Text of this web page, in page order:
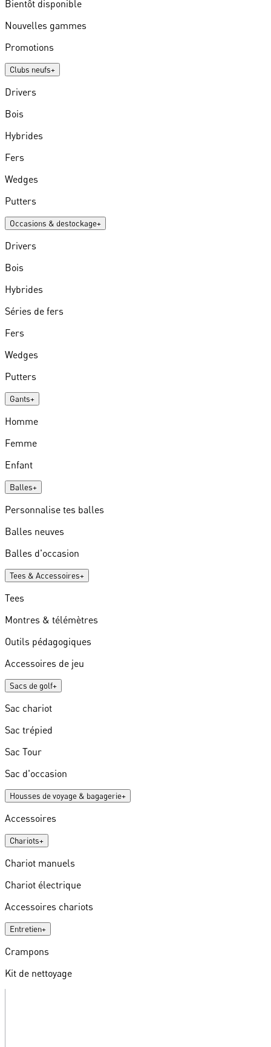
Bientôt disponible
Nouvelles gammes
Promotions
Clubs neufs+
Drivers
Bois
Hybrides
Fers
Wedges
Putters
Occasions & destockage+
Drivers
Bois
Hybrides
Séries de fers
Fers
Wedges
Putters
Gants+
Homme
Femme
Enfant
Balles+
Personnalise tes balles
Balles neuves
Balles d'occasion
Tees & Accessoires+
Tees
Montres & télémètres
Outils pédagogiques
Accessoires de jeu
Sacs de golf+
Sac chariot
Sac trépied
Sac Tour
Sac d'occasion
Housses de voyage & bagagerie+
Accessoires
Chariots+
Chariot manuels
Chariot électrique
Accessoires chariots
Entretien+
Crampons
Kit de nettoyage